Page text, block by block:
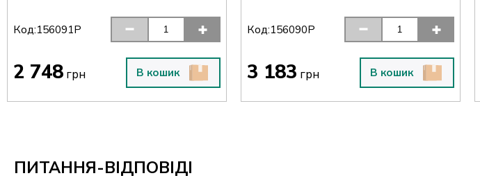
Код:156091P
2 748 грн В кошик
Код:156090P
3 183 грн В кошик
ПИТАННЯ-ВІДПОВІДІ